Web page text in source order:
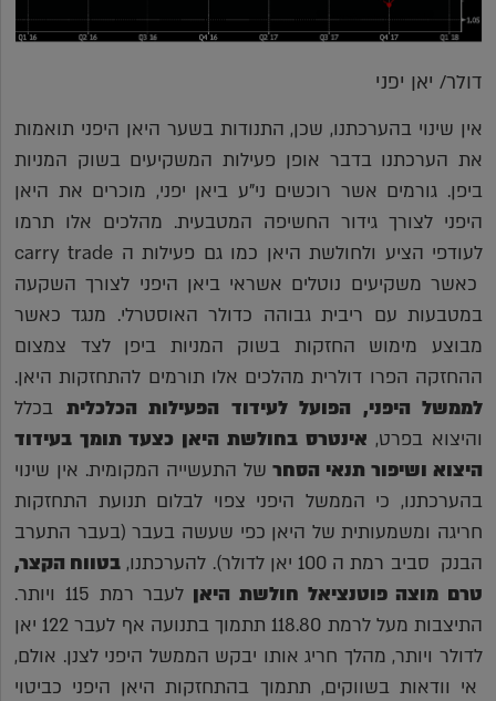
דולר/ יאן יפני
אין שינוי בהערכתנו, שכן, התנודות בשער היאן היפני תואמות
את הערכתנו בדבר אופן פעילות המשקיעים בשוק המניות
ביפן. גורמים אשר רוכשים ני"ע ביאן יפני, מוכרים את היאן
היפני לצורך גידור החשיפה המטבעית. מהלכים אלו תרמו
לעודפי הציע ולחולשת היאן כמו גם פעילות ה carry trade
כאשר משקיעים נוטלים אשראי ביאן היפני לצורך השקעה
במטבעות עם ריבית גבוהה כדולר האוסטרלי. מנגד כאשר
מבוצע מימוש החזקות בשוק המניות ביפן לצד צמצום
ההחזקה הפרו דולרית מהלכים אלו תורמים להתחזקות היאן.
לממשל היפני, הפועל לעידוד הפעילות הכלכלית בכלל
והיצוא בפרט, אינטרס בחולשת היאן כצעד תומך בעידוד
היצוא ושיפור תנאי הסחרשל התעשייה המקומית. אין שינוי
בהערכתנו, כי הממשל היפני צפוי לבלום תנועת התחזקות
חריגה ומשמעותית של היאן כפי שעשה בעבר (בעבר התערב
הבנק סביב רמת ה 100 יאן לדולר). להערכתנו,
בטווח הקצר,
טרם מוצה פוטנציאל חולשת היאן
לעבר רמת 115 ויותר.
התיצבות מעל לרמת 118.80 תתמוך בתנועה אף לעבר 122 יאן
לדולר ויותר, מהלך חריג אותו יבקש הממשל היפני לצנן. אולם,
אי וודאות בשווקים, תתמוך בהתחזקות היאן היפני כביטוי